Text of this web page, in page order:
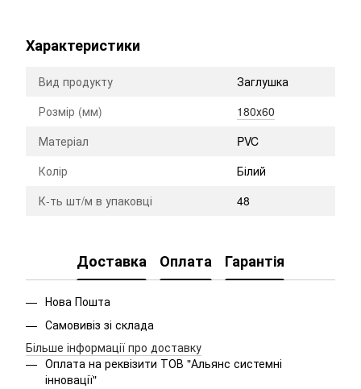
Характеристики
Вид продукту
Заглушка
Розмір (мм)
180х60
Матеріал
PVC
Колір
Білий
К-ть шт/м в упаковці
48
Доставка Оплата Гарантія
Нова Пошта
Самовивіз зі склада
Більше інформації про доставку
Оплата на реквізити ТОВ "Альянс системні
інновації"